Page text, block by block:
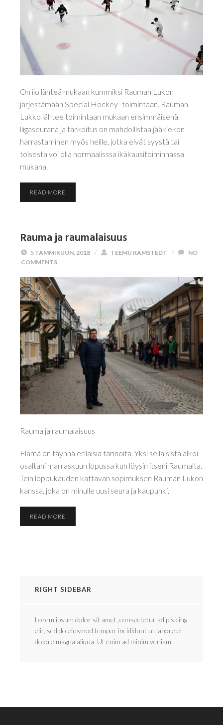
On ilo lähteä mukaan kummiksi Rauman Lukon
järjestämään Special Hockey -toimintaan. Rauman
Lukko lähtee toimintaan mukaan ensimmäisenä
liigaseurana ja tarkoitus on mahdollistaa jääkiekon
harrastaminen myös heille, jotka eivät syystä tai
toisesta voi olla normaalisssa ikäkausitoiminnassa
mukana.
READ MORE
Rauma ja raumalaisuus
5 TAMMIKUUN, 2018 / TEEMU RAMSTEDT /
NO
COMMENTS
Rauma ja raumalaisuus
Elämä on täynnä erilaisia tarinoita. Yksi sellaisista alkoi
osaltani marraskuun lopussa kun löysin itseni Raumalta.
Tein loppukauden kattavan sopimuksen Rauman Lukon
kanssa, joka on minulle uusi seura ja kaupunki.
READ MORE
RIGHT SIDEBAR
Lorem ipsum dolor sit amet, consectetur adipisicing
elit, sed do eiusmod tempor incididunt ut labore et
dolore magna aliqua. Ut enim ad minim veniam.